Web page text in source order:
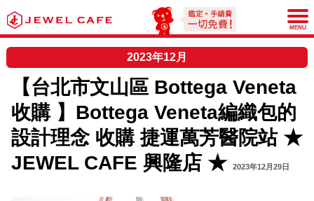
JEWEL CAFE
MENU
2023年12月
【台北市文山區 Bottega Veneta
收購 】Bottega Veneta編織包的
設計理念 收購 捷運萬芳醫院站 ★
JEWEL CAFE 興隆店 ★
2023年12月29日